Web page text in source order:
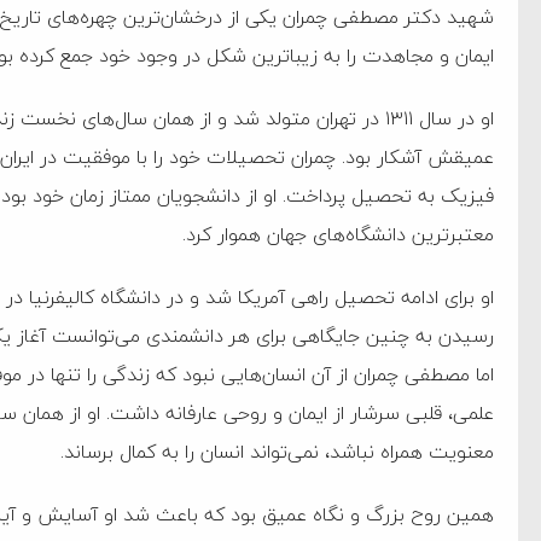
شهید دکتر مصطفی چمران یکی از درخشان‌ترین چهره‌های تاریخ
ایمان و مجاهدت را به زیباترین شکل در وجود خود جمع کرده
او در سال ۱۳۱۱ در تهران متولد شد و از همان
عمیقش آشکار بود. چمران تحصیلات خود را با موفقیت در
فیزیک به تحصیل پرداخت. او از دانشجویان ممتاز زمان خود
معتبرترین دانشگاه‌های جهان هموار کرد.
او برای ادامه تحصیل راهی آمریکا شد و در دانشگاه
رسیدن به چنین جایگاهی برای هر دانشمندی می‌توانست آغاز
اما مصطفی چمران از آن انسان‌هایی نبود که زندگی را تنها
علمی، قلبی سرشار از ایمان و روحی عارفانه داشت. او از همان
معنویت همراه نباشد، نمی‌تواند انسان را به کمال برساند.
همین روح بزرگ و نگاه عمیق بود که باعث شد او آسایش و
دیوانگی آمریکا داریم
و متوقف شدند
حماس شد
به آمریکا در حملات به